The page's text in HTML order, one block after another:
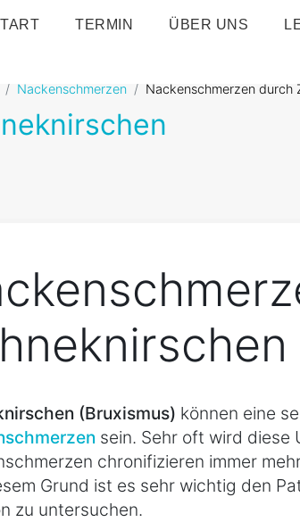
TERMIN ÜBER UNS
Nackenschmerzen Nackenschmerzen durch
(Bruxismus) können eine
sein. Sehr oft wird diese
chronifizieren immer
Grund ist es sehr wichtig den
zu untersuchen.